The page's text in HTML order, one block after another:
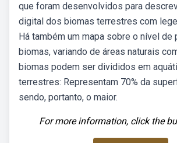
que foram desenvolvidos para
digital dos biomas terrestres com
Há também um mapa sobre o nível de
biomas, variando de áreas naturais
biomas podem ser divididos em
terrestres: Representam 70% da
sendo, portanto, o maior.
For more information, click the